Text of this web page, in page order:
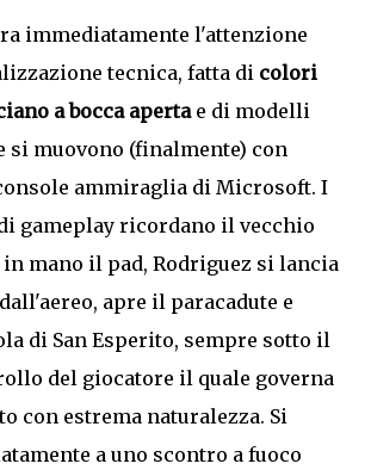
immediatamente l'attenzione
tecnica, fatta di colori
a bocca apertae di modelli
si muovono (finalmente) con
ammiraglia di Microsoft. I
gameplay ricordano il vecchio
in mano il pad, Rodriguez si lancia
apre il paracadute e
di San Esperito, sempre sotto il
del giocatore il quale governa
con estrema naturalezza. Si
a uno scontro a fuoco